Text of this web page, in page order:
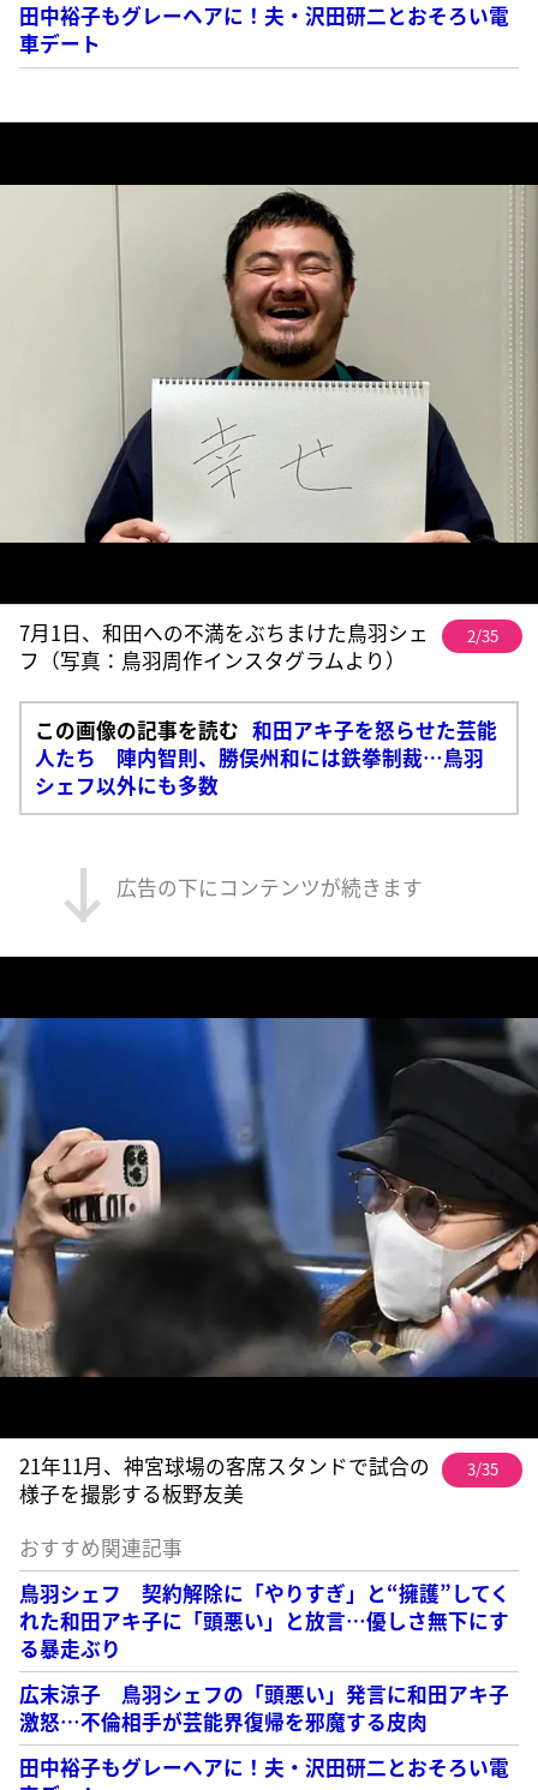
田中裕子もグレーヘアに！夫・沢田研二とおそろい電
車デート
7月1日、和田への不満をぶちまけた鳥羽シェ
フ（写真：鳥羽周作インスタグラムより）
2/35
この画像の記事を読む 和田アキ子を怒らせた芸能
人たち 陣内智則、勝俣州和には鉄拳制裁…鳥羽
シェフ以外にも多数
広告の下にコンテンツが続きます
21年11月、神宮球場の客席スタンドで試合の
様子を撮影する板野友美
3/35
おすすめ関連記事
鳥羽シェフ 契約解除に「やりすぎ」と“擁護”してく
れた和田アキ子に「頭悪い」と放言…優しさ無下にす
る暴走ぶり
広末涼子 鳥羽シェフの「頭悪い」発言に和田アキ子
激怒…不倫相手が芸能界復帰を邪魔する皮肉
田中裕子もグレーヘアに！夫・沢田研二とおそろい電